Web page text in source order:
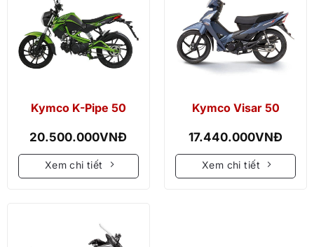
Kymco K-Pipe 50
20.500.000VNĐ
Xem chi tiết
Kymco Visar 50
17.440.000VNĐ
Xem chi tiết